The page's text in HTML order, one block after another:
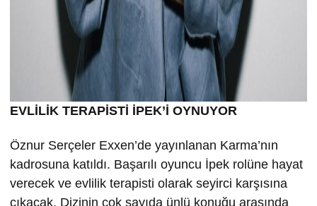
EVLİLİK TERAPİSTİ İPEK’İ OYNUYOR
Öznur Serçeler Exxen’de yayınlanan Karma’nın
kadrosuna katıldı. Başarılı oyuncu İpek rolüne hayat
verecek ve evlilik terapisti olarak seyirci karşısına
çıkacak. Dizinin çok sayıda ünlü konuğu arasında